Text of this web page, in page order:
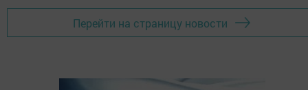
Перейти на страницу новости